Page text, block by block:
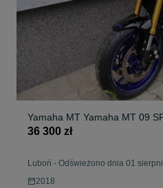
Yamaha MT Yamaha MT 09
36 300 zł
Luboń - Odświeżono dnia 01
2018